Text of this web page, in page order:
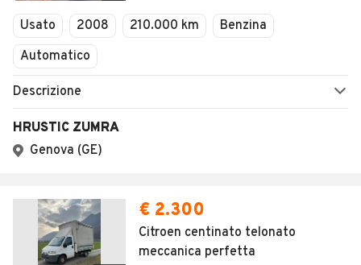
Usato 2008 210.000 km
Benzina
Automatico
Descrizione
HRUSTIC ZUMRA
Genova (GE)
€ 2.300
Citroen centinato telonato
meccanica perfetta